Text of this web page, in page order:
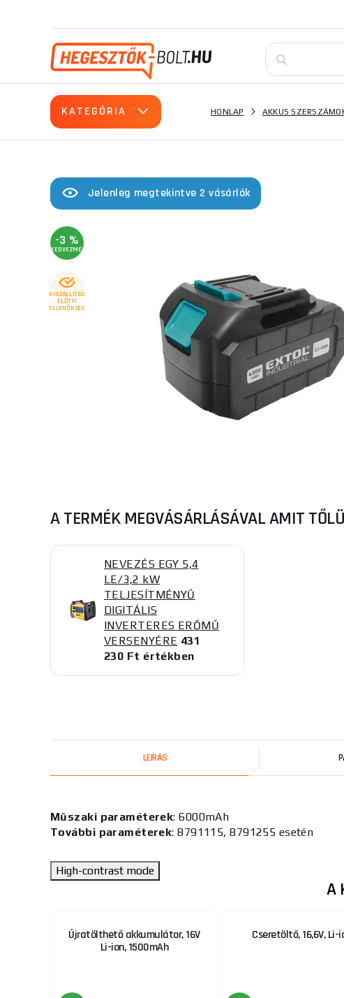
KATEGÓRIA HONLAP AKKUS
Jelenleg megtekintve 2 vásárlók
-3 %
KEDVEZMÉNY
KISZÁLLÍTÁS
ELŐTTI
ELLENŐRZÉS
A TERMÉK MEGVÁSÁRLÁSÁVAL AMIT
NEVEZÉS EGY 5,4
LE/3,2 kW
TELJESÍTMÉNYŰ
DIGITÁLIS
INVERTERES ERŐMŰ
VERSENYÉRE 431
230 Ft értékben
LEÍRÁS
Műszaki paraméterek: 6000mAh
További paraméterek: 8791115, 8791255 esetén
High-contrast mode
A
Újratölthető akkumulátor, 16V
Li-ion, 1500mAh
Cseretöltő, 16,6V, Li-